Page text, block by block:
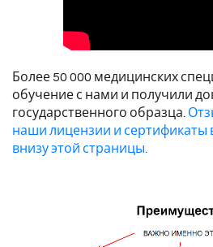
Более 50 000 медицинских
обучение с нами и получили
государственного образца.
наши лицензии и сертификаты
внизу этой страницы.